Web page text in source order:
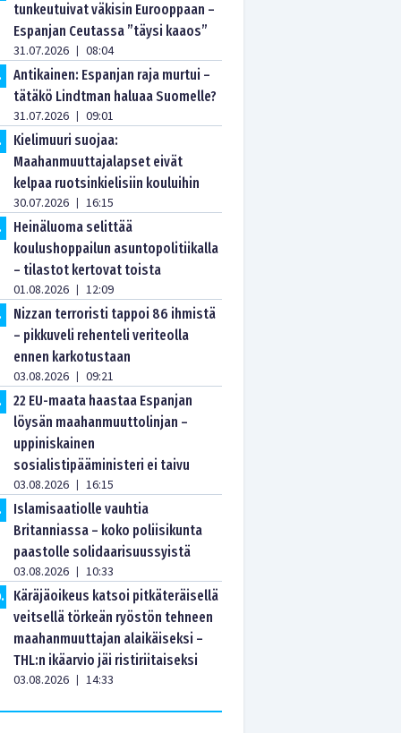
tunkeutuivat väkisin Eurooppaan –
Espanjan Ceutassa ”täysi kaaos”
31.07.2026 | 08:04
Antikainen: Espanjan raja murtui –
tätäkö Lindtman haluaa Suomelle?
31.07.2026 | 09:01
Kielimuuri suojaa:
Maahanmuuttajalapset eivät
kelpaa ruotsinkielisiin kouluihin
30.07.2026 | 16:15
Heinäluoma selittää
koulushoppailun asuntopolitiikalla
– tilastot kertovat toista
01.08.2026 | 12:09
Nizzan terroristi tappoi 86 ihmistä
– pikkuveli rehenteli veriteolla
ennen karkotustaan
03.08.2026 | 09:21
22 EU-maata haastaa Espanjan
löysän maahanmuuttolinjan –
uppiniskainen
sosialistipääministeri ei taivu
03.08.2026 | 16:15
Islamisaatiolle vauhtia
Britanniassa – koko poliisikunta
paastolle solidaarisuussyistä
03.08.2026 | 10:33
.
Käräjäoikeus katsoi pitkäteräisellä
veitsellä törkeän ryöstön tehneen
maahanmuuttajan alaikäiseksi –
THL:n ikäarvio jäi ristiriitaiseksi
03.08.2026 | 14:33